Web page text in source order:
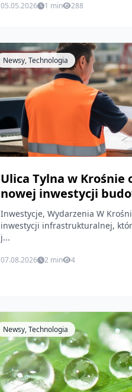
05.05.2026 1 min 288
Newsy, Technologia
Ulica Tylna w Krośnie
nowej inwestycji
Inwestycje, Wydarzenia W Krośnie zakończono kolejny etap
inwestycji infrastrukturalnej,
j...
07.08.2026 2 min 4
Newsy, Technologia